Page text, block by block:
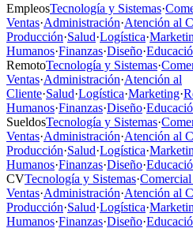
EmpleosTecnología y Sistemas·
Ventas·Administración·Atención al
Producción·Salud·Logística·
Humanos·Finanzas·Diseño·
RemotoTecnología y Sistemas·
Ventas·Administración·Atención al
Cliente·Salud·Logística·Marketing·
Humanos·Finanzas·Diseño·
SueldosTecnología y Sistemas·
Ventas·Administración·Atención al
Producción·Salud·Logística·
Humanos·Finanzas·Diseño·
CVTecnología y Sistemas·
Ventas·Administración·Atención al
Producción·Salud·Logística·
Humanos·Finanzas·Diseño·